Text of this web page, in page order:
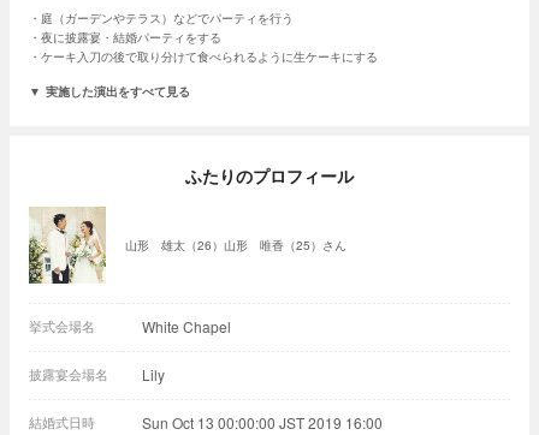
庭（ガーデンやテラス）などでパーティを行う
夜に披露宴・結婚パーティをする
ケーキ入刀の後で取り分けて食べられるように生ケーキにする
実施した演出をすべて見る
ふたりのプロフィール
山形 雄太（26）山形 唯香（25）さん
挙式会場名 White Chapel
披露宴会場名 Lily
結婚式日時 Sun Oct 13 00:00:00 JST 2019 16:00